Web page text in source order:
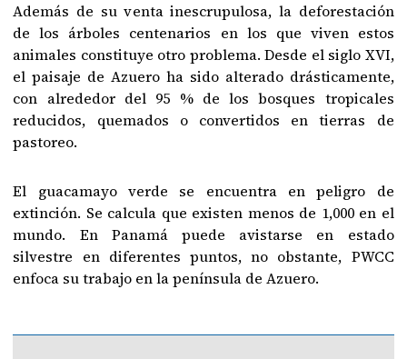
Además de su venta inescrupulosa, la deforestación
de los árboles centenarios en los que viven estos
animales constituye otro problema. Desde el siglo XVI,
el paisaje de Azuero ha sido alterado drásticamente,
con alrededor del 95 % de los bosques tropicales
reducidos, quemados o convertidos en tierras de
pastoreo.
El guacamayo verde se encuentra en peligro de
extinción. Se calcula que existen menos de 1,000 en el
mundo. En Panamá puede avistarse en estado
silvestre en diferentes puntos, no obstante, PWCC
enfoca su trabajo en la península de Azuero.